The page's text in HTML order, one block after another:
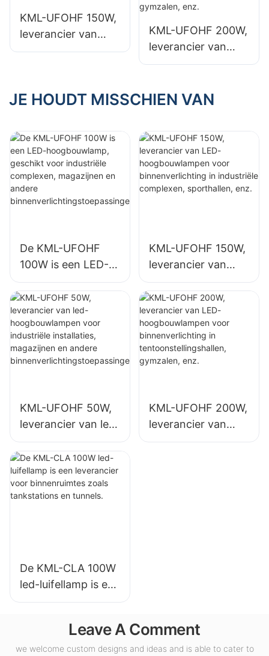
oepassingen.
andere
binnenverlichtingst
oepassingen.
KML-UFOHF 150W,
leverancier van
LED-
binnenverlichting in
complexen,
sporthallen, enz.
KML-UFOHF 200W,
leverancier van
LED-
voor
en, gymzalen, enz.
JE HOUDT MISSCHIEN VAN
De KML-UFOHF
100W is een LED-
hoogbouwlamp,
geschikt voor
industriële
complexen,
magazijnen en
andere
KML-UFOHF 150W,
leverancier van
LED-
hoogbouwlampen
voor
binnenverlichting in
industriële
complexen,
KML-UFOHF 50W,
leverancier van led-
hoogbouwlampen
voor industriële
installaties,
magazijnen en
KML-UFOHF 200W,
leverancier van
LED-
De KML-CLA 100W
led-luifellamp is een
leverancier voor
zoals tankstations
en tunnels.
Leave A Comment
we welcome custom designs and ideas and is able to cater to